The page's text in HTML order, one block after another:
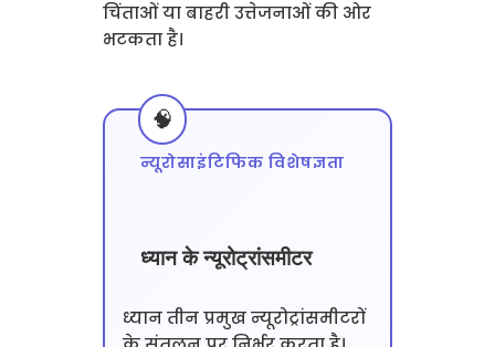
चिंताओं या बाहरी उत्तेजनाओं की ओर
भटकता है।
न्यूरोसाइंटिफिक विशेषज्ञता
ध्यान के न्यूरोट्रांसमीटर
ध्यान तीन प्रमुख न्यूरोट्रांसमीटरों